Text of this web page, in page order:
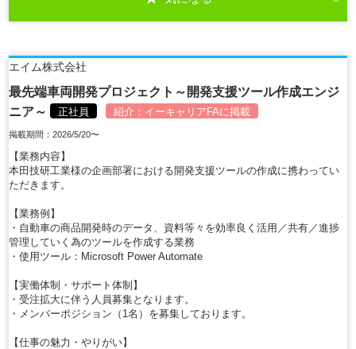
エイム株式会社
最先端車両開発プロジェクト～開発支援ツール作成エンジ
ニア～
正社員 紹介： イーキャリアFAに掲載
掲載期間：2026/5/20〜
【業務内容】
本田技研工業様の企画部署における開発支援ツールの作成に携わってい
ただきます。
【業務例】
・自動車の商品開発時のデータ、資料等々を効率良く活用／共有／進捗
管理していく為のツールを作成する業務
・使用ツール：Microsoft Power Automate
【実働体制・サポート体制】
・受注拡大に伴う人員募集となります。
・メンバーポジション（1名）を募集しております。
【仕事の魅力・やりがい】